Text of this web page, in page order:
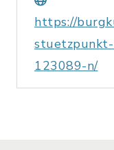
https://
123089-n/